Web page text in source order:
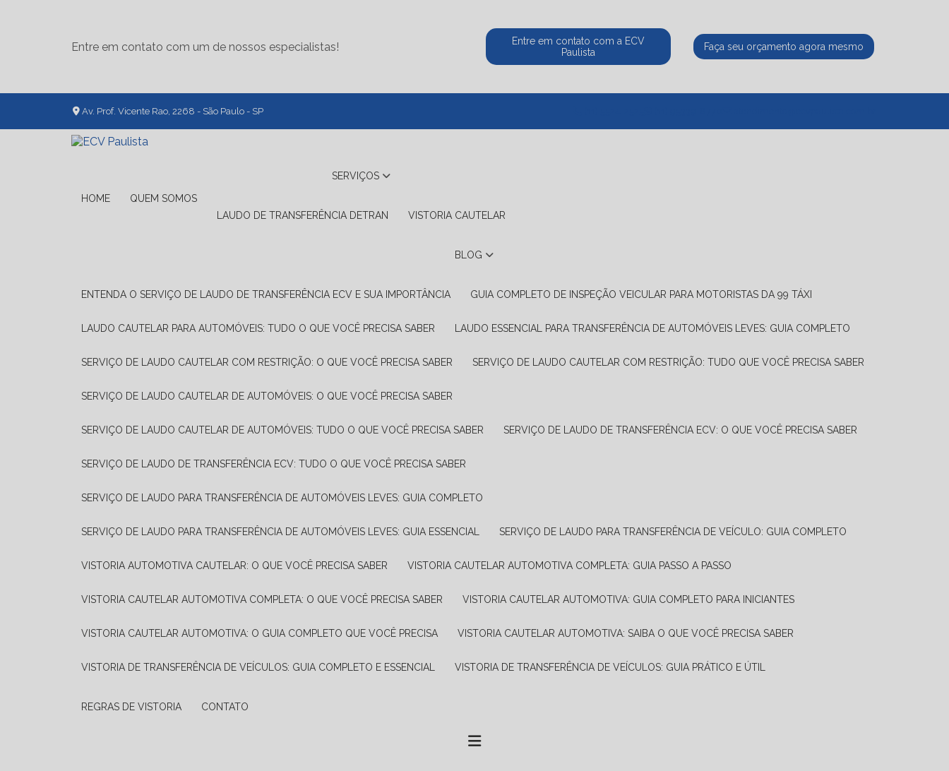
Entre em contato com um de nossos especialistas!
Entre em contato com a ECV
Paulista
Faça seu orçamento agora mesmo
Av. Prof. Vicente Rao, 2268 - São Paulo - SP
HOME QUEM SOMOS
SERVIÇOS
LAUDO DE TRANSFERÊNCIA DETRAN VISTORIA CAUTELAR
BLOG
ENTENDA O SERVIÇO DE LAUDO DE TRANSFERÊNCIA ECV E SUA IMPORTÂNCIA GUIA COMPLETO DE INSPEÇÃO VEICULAR PARA MOTORISTAS DA 99 TÁXI
LAUDO CAUTELAR PARA AUTOMÓVEIS: TUDO O QUE VOCÊ PRECISA SABER LAUDO ESSENCIAL PARA TRANSFERÊNCIA DE AUTOMÓVEIS LEVES: GUIA COMPLETO
SERVIÇO DE LAUDO CAUTELAR COM RESTRIÇÃO: O QUE VOCÊ PRECISA SABER SERVIÇO DE LAUDO CAUTELAR COM RESTRIÇÃO: TUDO QUE VOCÊ PRECISA SABER
SERVIÇO DE LAUDO CAUTELAR DE AUTOMÓVEIS: O QUE VOCÊ PRECISA SABER
SERVIÇO DE LAUDO CAUTELAR DE AUTOMÓVEIS: TUDO O QUE VOCÊ PRECISA SABER SERVIÇO DE LAUDO DE TRANSFERÊNCIA ECV: O QUE VOCÊ PRECISA SABER
SERVIÇO DE LAUDO DE TRANSFERÊNCIA ECV: TUDO O QUE VOCÊ PRECISA SABER
SERVIÇO DE LAUDO PARA TRANSFERÊNCIA DE AUTOMÓVEIS LEVES: GUIA COMPLETO
SERVIÇO DE LAUDO PARA TRANSFERÊNCIA DE AUTOMÓVEIS LEVES: GUIA ESSENCIAL SERVIÇO DE LAUDO PARA TRANSFERÊNCIA DE VEÍCULO: GUIA COMPLETO
VISTORIA AUTOMOTIVA CAUTELAR: O QUE VOCÊ PRECISA SABER VISTORIA CAUTELAR AUTOMOTIVA COMPLETA: GUIA PASSO A PASSO
VISTORIA CAUTELAR AUTOMOTIVA COMPLETA: O QUE VOCÊ PRECISA SABER VISTORIA CAUTELAR AUTOMOTIVA: GUIA COMPLETO PARA INICIANTES
VISTORIA CAUTELAR AUTOMOTIVA: O GUIA COMPLETO QUE VOCÊ PRECISA VISTORIA CAUTELAR AUTOMOTIVA: SAIBA O QUE VOCÊ PRECISA SABER
VISTORIA DE TRANSFERÊNCIA DE VEÍCULOS: GUIA COMPLETO E ESSENCIAL VISTORIA DE TRANSFERÊNCIA DE VEÍCULOS: GUIA PRÁTICO E ÚTIL
REGRAS DE VISTORIA CONTATO